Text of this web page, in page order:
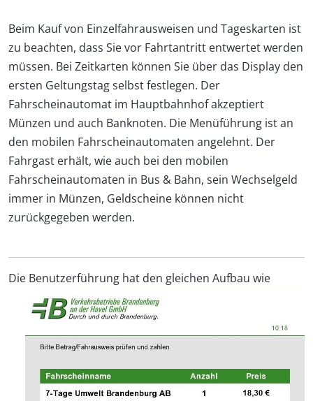
Beim Kauf von Einzelfahrausweisen und Tageskarten ist
zu beachten, dass Sie vor Fahrtantritt entwertet werden
müssen. Bei Zeitkarten können Sie über das Display den
ersten Geltungstag selbst festlegen. Der
Fahrscheinautomat im Hauptbahnhof akzeptiert
Münzen und auch Banknoten. Die Menüführung ist an
den mobilen Fahrscheinautomaten angelehnt. Der
Fahrgast erhält, wie auch bei den mobilen
Fahrscheinautomaten in Bus & Bahn, sein Wechselgeld
immer in Münzen, Geldscheine können nicht
zurückgegeben werden.
Die Benutzerführung hat den gleichen Aufbau wie